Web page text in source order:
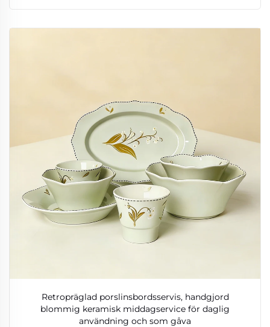
Retropräglad porslinsbordsservis, handgjord
blommig keramisk middagservice för daglig
användning och som gåva